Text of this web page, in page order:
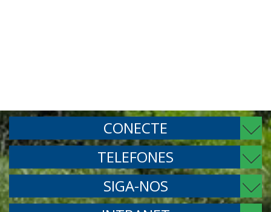
CONECTE
TELEFONES
SIGA-NOS